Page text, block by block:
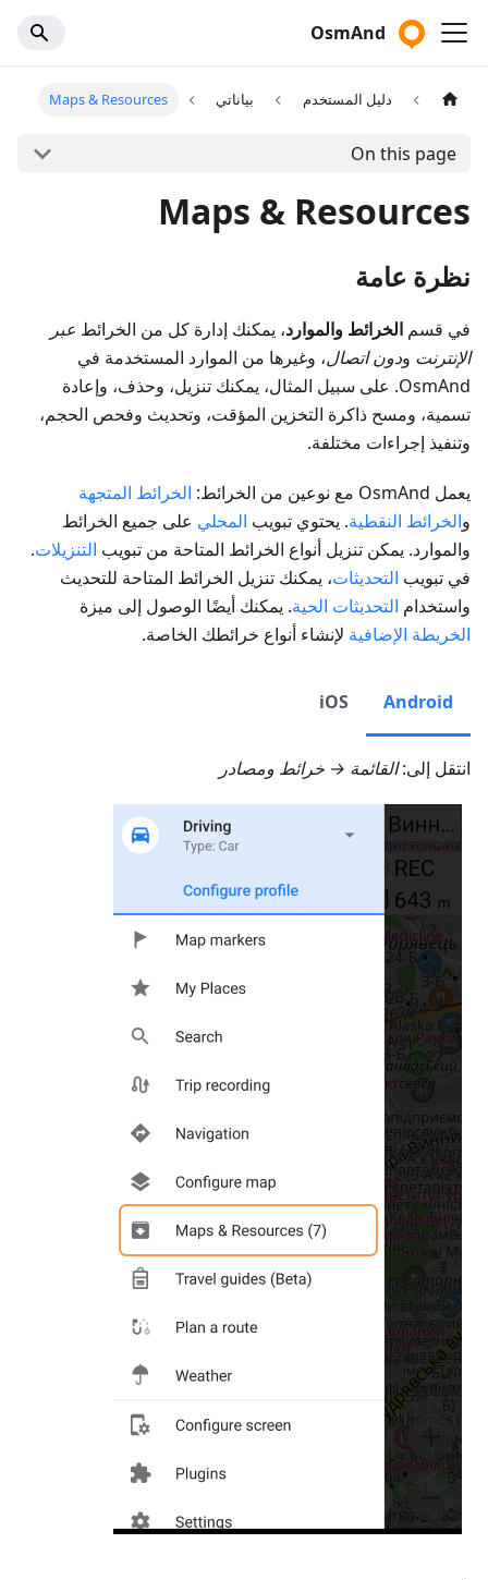
OsmAnd
دليل المستخدم بياناتي Maps & Resources
On this page
Maps & Resources
نظرة عامة
في قسم الخرائط والموارد، يمكنك إدارة كل من الخرائط عبر
الإنترنت ودون اتصال، وغيرها من الموارد المستخدمة في
OsmAnd. على سبيل المثال، يمكنك تنزيل، وحذف، وإعادة
تسمية، ومسح ذاكرة التخزين المؤقت، وتحديث وفحص الحجم،
وتنفيذ إجراءات مختلفة.
يعمل OsmAnd مع نوعين من الخرائط:
الخرائط المتجهة
والخرائط النقطية. يحتوي تبويب المحلي على جميع الخرائط
والموارد. يمكن تنزيل أنواع الخرائط المتاحة من تبويب التنزيلات.
في تبويب التحديثات، يمكنك تنزيل الخرائط المتاحة للتحديث
واستخدام التحديثات الحية. يمكنك أيضًا الوصول إلى ميزة
الخريطة الإضافية لإنشاء أنواع خرائطك الخاصة.
Android
iOS
انتقل إلى:القائمة → خرائط ومصادر